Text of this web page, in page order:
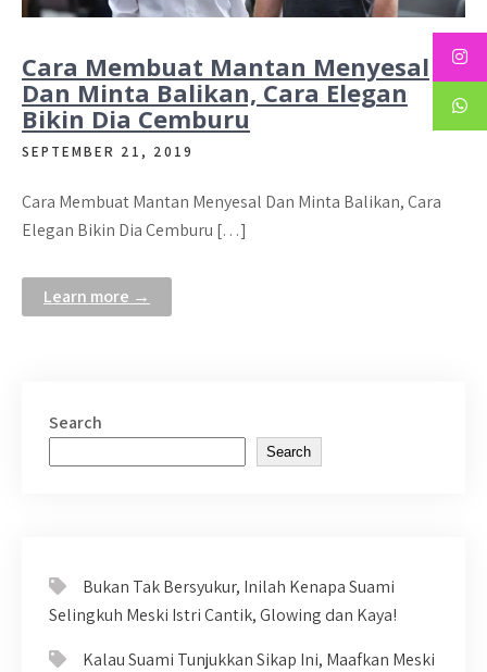
Cara Membuat Mantan Menyesal
Dan Minta Balikan, Cara Elegan
Bikin Dia Cemburu
SEPTEMBER 21, 2019
Cara Membuat Mantan Menyesal Dan Minta Balikan, Cara
Elegan Bikin Dia Cemburu […]
Learn more →
Search
Search
Bukan Tak Bersyukur, Inilah Kenapa Suami
Selingkuh Meski Istri Cantik, Glowing dan Kaya!
Kalau Suami Tunjukkan Sikap Ini, Maafkan Meski